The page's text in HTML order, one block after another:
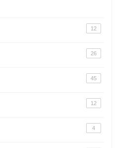
12
26
45
12
4